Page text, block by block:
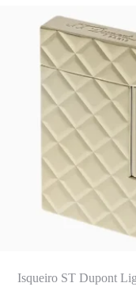
Isqueiro ST Dupont